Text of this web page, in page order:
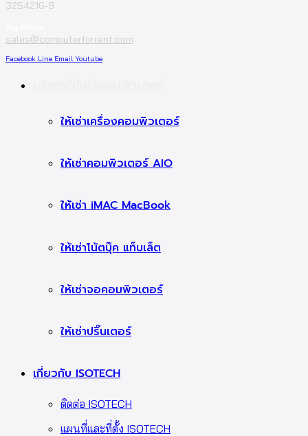
3254216-9
sales@computerforrent.com
Facebook Line Email Youtube
ให้เช่าเครื่องคอมพิวเตอร์
ให้เช่าคอมพิวเตอร์ AIO
ให้เช่า iMAC MacBook
ให้เช่าโน้ตบุ๊ค แท็บเล็ต
ให้เช่าจอคอมพิวเตอร์
ให้เช่าปริ๊นเตอร์
เกี่ยวกับ ISOTECH
ติดต่อ ISOTECH
แผนที่และที่ตั้ง ISOTECH